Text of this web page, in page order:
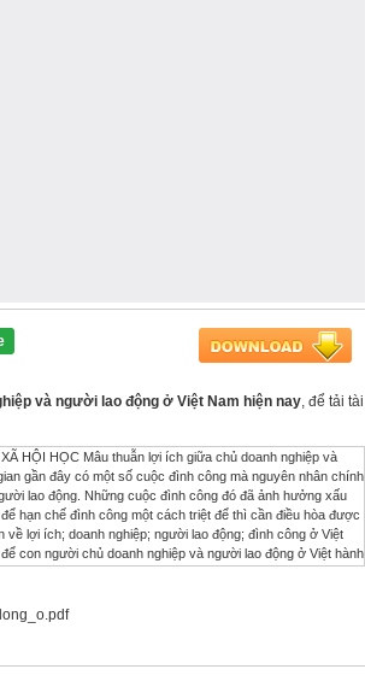
và người lao động ở Việt Nam hiện nay, để tải tài
HỘI HỌC Mâu thuẫn lợi ích giữa chủ doanh nghiệp và
gần đây có một số cuộc đình công mà nguyên nhân chính
lao động. Những cuộc đình công đó đã ảnh hưởng xấu
hạn chế đình công một cách triệt để thì cần điều hòa được
lợi ích; doanh nghiệp; người lao động; đình công ở Việt
con người chủ doanh nghiệp và người lao động ở Việt hành
là hàng hóa được lưu thông xã hội, giữa cá nhân và xã
thì xã hội sẽ mất hàng hóa đều có mục đích riêng của
hóa sức lao kiện phát triển kinh tế thị trường, lợi ích cá
mỗi người chú trọng đến lợi nhuận thu được. Nếu tiền